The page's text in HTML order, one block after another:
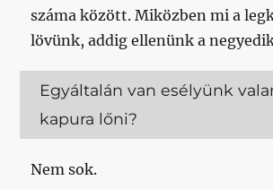
száma között. Miközben mi a
lövünk, addig ellenünk a
Egyáltalán van esélyünk
kapura lőni?
Nem sok.